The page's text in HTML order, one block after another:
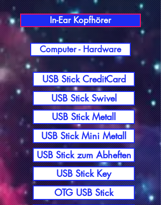
In-Ear Kopfhörer
Computer - Hardware
USB Stick CreditCard
USB Stick Swivel
USB Stick Metall
USB Stick Mini Metall
USB Stick zum Abheften
USB Stick Key
OTG USB Stick